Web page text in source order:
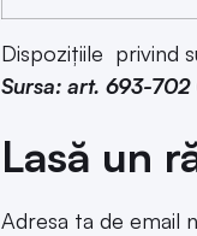
Dispozițiile privind
Sursa: art. 693-702
Lasă un
Adresa ta de email